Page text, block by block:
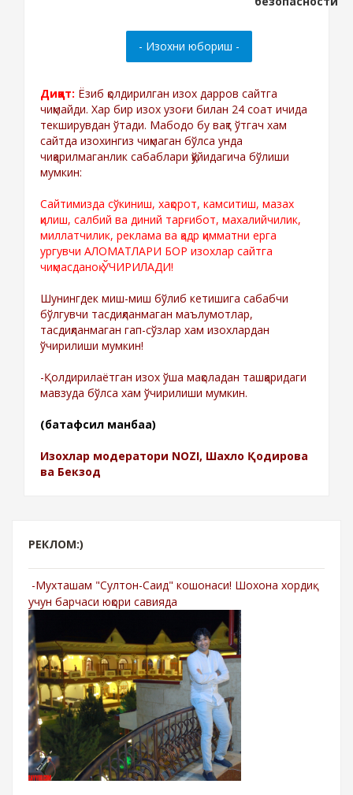
Диққат: Ёзиб қолдирилган изох дарров сайтга
чиқмайди. Хар бир изох узоғи билан 24 соат ичида
текширувдан ўтади. Мабодо бу вақт ўтгач хам
сайтда изохингиз чиқмаган бўлса унда
чиқарилмаганлик сабаблари қўйидагича бўлиши
мумкин:
Сайтимизда сўкиниш, хақорот, камситиш, мазах
қилиш, салбий ва диний тарғибот, махалийчилик,
миллатчилик, реклама ва қадр қимматни ерга
ургувчи АЛОМАТЛАРИ БОР изохлар сайтга
чиқмасданоқ ЎЧИРИЛАДИ!
Шунингдек миш-миш бўлиб кетишига сабабчи
бўлгувчи тасдиқланмаган маълумотлар,
тасдиқланмаган гап-сўзлар хам изохлардан
ўчирилиши мумкин!
-Қолдирилаётган изох ўша мақоладан ташқаридаги
мавзуда бўлса хам ўчирилиши мумкин.
(батафсил манбаа)
Изохлар модератори NOZI, Шахло Қодирова
ва Бекзод
РЕКЛОМ:)
-Мухташам "Султон-Саид" кошонаси! Шохона хордиқ
учун барчаси юқори савияда